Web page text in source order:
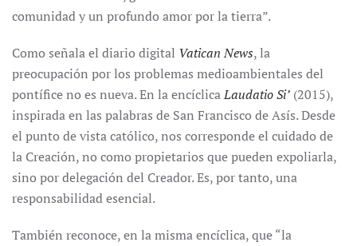
comunidad y un profundo amor por la tierra”.
Como señala el diario digital Vatican News, la
preocupación por los problemas medioambientales del
pontífice no es nueva. En la encíclicaLaudatio Si’ (2015),
inspirada en las palabras de San Francisco de Asís. Desde
el punto de vista católico, nos corresponde el cuidado de
la Creación, no como propietarios que pueden expoliarla,
sino por delegación del Creador. Es, por tanto, una
responsabilidad esencial.
También reconoce, en la misma encíclica, que “la